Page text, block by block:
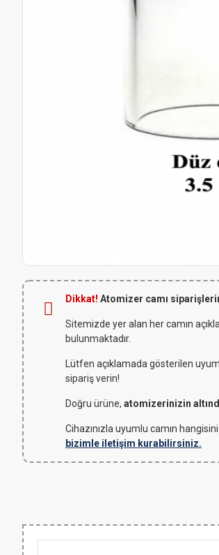
Dikkat! Atomizer camı
Sitemizde yer alan her camın
bulunmaktadır.
Lütfen açıklamada gösterilen
sipariş verin!
Doğru ürüne, atomizerinizin
Cihazınızla uyumlu camın
bizimle iletişim kurabilirsiniz.